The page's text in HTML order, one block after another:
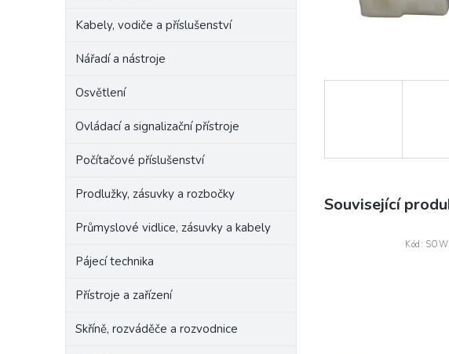
Kabely, vodiče a příslušenství
Nářadí a nástroje
Osvětlení
Ovládací a signalizační přístroje
Počítačové příslušenství
Prodlužky, zásuvky a rozbočky
Průmyslové vidlice, zásuvky a kabely
Pájecí technika
Přístroje a zařízení
Skříně, rozváděče a rozvodnice
Související
Kód: